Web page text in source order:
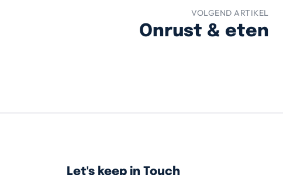
VOLGEND ARTIKEL
Onrust & eten
Let's keep in Touch